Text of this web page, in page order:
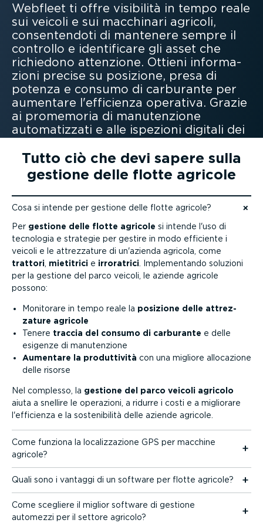
Webfleet ti offre visibilità in tempo reale
sui veicoli e sui macchinari agricoli,
consen­tendoti di mantenere sempre il
controllo e identi­ficare gli asset che
richiedono attenzione. Ottieni infor­ma­
zioni precise su posizione, presa di
potenza e consumo di carburante per
aumentare l'efficienza operativa. Grazie
ai promemoria di manuten­zione
automa­tizzati e alle ispezioni digitali dei
attività, prolungare la durata delle
attrez­zature e ridurre i costi di esercizio.
Tutto ciò che devi sapere sulla
gestione delle flotte agricole
Cosa si intende per gestione delle flotte agricole?
Vai ai contenuti
Per gestione delle flotte agricole si intende l'uso di
tecnologia e strategie per gestire in modo efficiente i
veicoli e le attrez­zature di un'azienda agricola, come
trattori mietitrici e irroratrici . Imple­men­tando soluzioni
per la gestione del parco veicoli, le aziende agricole
possono:
Monitorare in tempo reale la posizione delle attrez­
zature agricole
Tenere traccia del consumo di carburante e delle
esigenze di manuten­zione
Aumentare la produt­tività con una migliore allocazione
delle risorse
Nel complesso, la gestione del parco veicoli agricolo
aiuta a snellire le operazioni, a ridurre i costi e a migliorare
l'efficienza e la soste­ni­bilità delle aziende agricole.
Come funziona la localiz­za­zione GPS per macchine
agricole?
Quali sono i vantaggi di un software per flotte agricole?
Come scegliere il miglior software di gestione
automezzi per il settore agricolo?